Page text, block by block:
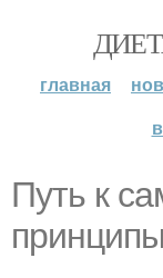
главная
Путь к